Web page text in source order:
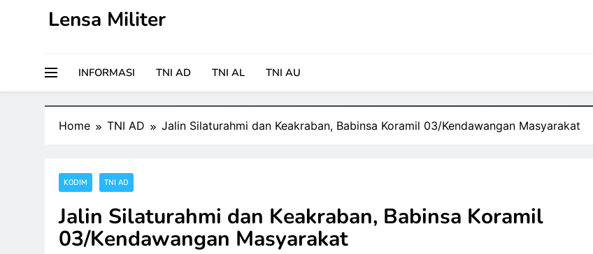
Lensa Militer
INFORMASI TNI AD TNI AL TNI AU
Home TNI AD Jalin Silaturahmi dan Keakraban, Babinsa Koramil 03/Kendawangan Masyarakat
KODIM TNI AD
Jalin Silaturahmi dan Keakraban, Babinsa Koramil
03/Kendawangan Masyarakat